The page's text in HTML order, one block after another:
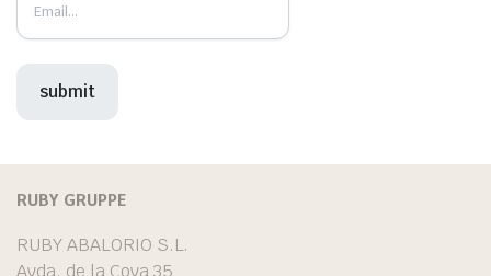
RUBY GRUPPE
RUBY ABALORIO S.L.
Avda. de la Cova 35